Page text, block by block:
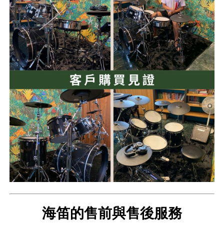
海笛的售前與售後服務